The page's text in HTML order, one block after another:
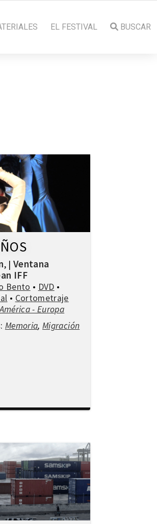
EL FESTIVAL BUSCAR
, | Ventana
IFF
Bento • DVD •
• Cortometraje
- Europa
Memoria,Migración